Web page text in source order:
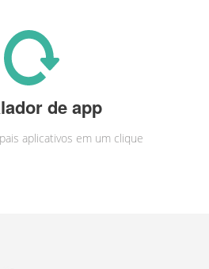
de app
aplicativos em um clique